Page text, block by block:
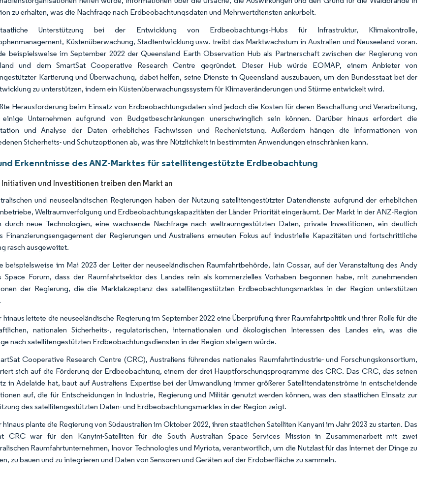
zu erhalten, was die Nachfrage nach Erdbeobachtungsdaten und Mehrwertdiensten ankurbelt.
Unterstützung bei der Entwicklung von Erdbeobachtungs-Hubs für Infrastruktur, Klimakontrolle,
Küstenüberwachung, Stadtentwicklung usw. treibt das Marktwachstum in Australien und Neuseeland voran.
beispielsweise im September 2022 der Queensland Earth Observation Hub als Partnerschaft zwischen der Regierung von
und dem SmartSat Cooperative Research Centre gegründet. Dieser Hub würde EOMAP, einem Anbieter von
Kartierung und Überwachung, dabei helfen, seine Dienste in Queensland auszubauen, um den Bundesstaat bei der
zu unterstützen, indem ein Küstenüberwachungssystem für Klimaveränderungen und Stürme entwickelt wird.
Herausforderung beim Einsatz von Erdbeobachtungsdaten sind jedoch die Kosten für deren Beschaffung und Verarbeitung,
Unternehmen aufgrund von Budgetbeschränkungen unerschwinglich sein können. Darüber hinaus erfordert die
und Analyse der Daten erhebliches Fachwissen und Rechenleistung. Außerdem hängen die Informationen von
Sicherheits- und Schutzoptionen ab, was ihre Nützlichkeit in bestimmten Anwendungen einschränken kann.
Erkenntnisse des ANZ-Marktes für satellitengestützte Erdbeobachtung
Initiativen und Investitionen treiben den Markt an
und neuseeländischen Regierungen haben der Nutzung satellitengestützter Datendienste aufgrund der erheblichen
Weltraumverfolgung und Erdbeobachtungskapazitäten der Länder Priorität eingeräumt. Der Markt in der ANZ-Region
durch neue Technologien, eine wachsende Nachfrage nach weltraumgestützten Daten, private Investitionen, ein deutlich
Finanzierungsengagement der Regierungen und Australiens erneuten Fokus auf industrielle Kapazitäten und fortschrittliche
rasch ausgeweitet.
beispielsweise im Mai 2023 der Leiter der neuseeländischen Raumfahrtbehörde, Iain Cossar, auf der Veranstaltung des Andy
Space Forum, dass der Raumfahrtsektor des Landes rein als kommerzielles Vorhaben begonnen habe, mit zunehmenden
der Regierung, die die Marktakzeptanz des satellitengestützten Erdbeobachtungsmarktes in der Region unterstützen
hinaus leitete die neuseeländische Regierung im September 2022 eine Überprüfung ihrer Raumfahrtpolitik und ihrer Rolle für die
nationalen Sicherheits-, regulatorischen, internationalen und ökologischen Interessen des Landes ein, was die
nach satellitengestützten Erdbeobachtungsdiensten in der Region steigern würde.
Cooperative Research Centre (CRC), Australiens führendes nationales Raumfahrtindustrie- und Forschungskonsortium,
sich auf die Förderung der Erdbeobachtung, einem der drei Hauptforschungsprogramme des CRC. Das CRC, das seinen
in Adelaide hat, baut auf Australiens Expertise bei der Umwandlung immer größerer Satellitendatenströme in entscheidende
auf, die für Entscheidungen in Industrie, Regierung und Militär genutzt werden können, was den staatlichen Einsatz zur
des satellitengestützten Daten- und Erdbeobachtungsmarktes in der Region zeigt.
hinaus plante die Regierung von Südaustralien im Oktober 2022, ihren staatlichen Satelliten Kanyani im Jahr 2023 zu starten. Das
CRC war für den Kanyini-Satelliten für die South Australian Space Services Mission in Zusammenarbeit mit zwei
Raumfahrtunternehmen, Inovor Technologies und Myriota, verantwortlich, um die Nutzlast für das Internet der Dinge zu
zu bauen und zu integrieren und Daten von Sensoren und Geräten auf der Erdoberfläche zu sammeln.